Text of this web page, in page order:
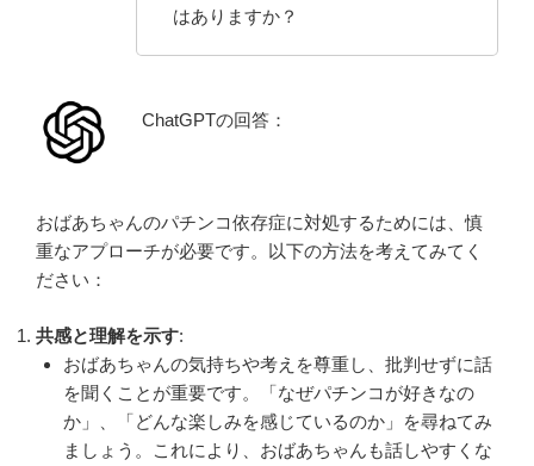
はありますか？
ChatGPTの回答：
おばあちゃんのパチンコ依存症に対処するためには、慎
重なアプローチが必要です。以下の方法を考えてみてく
ださい：
共感と理解を示す:
おばあちゃんの気持ちや考えを尊重し、批判せずに話
を聞くことが重要です。「なぜパチンコが好きなの
か」、「どんな楽しみを感じているのか」を尋ねてみ
ましょう。これにより、おばあちゃんも話しやすくな